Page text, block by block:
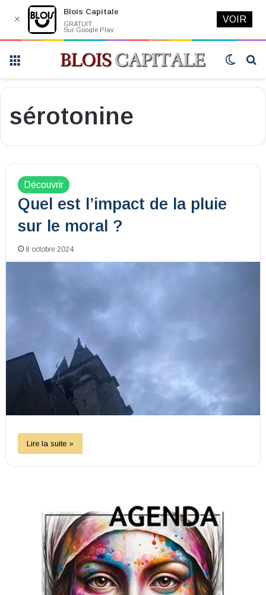
Switch
sérotonine
Découvrir
Quel est l’impact de la pluie
sur le moral ?
8 octobre 2024
Lire la suite »
✕
Blois Capitale
GRATUIT
Sur Google Play
VOIR